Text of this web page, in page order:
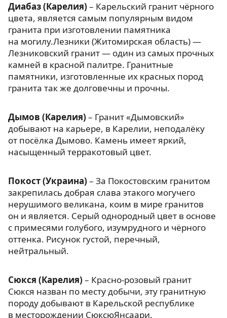
Диабаз (Карелия) – Карельский гранит чёрного
цвета, является самым популярным видом
гранита при изготовлении памятника
на могилу.Лезники (Житомирская область) —
Лезниковский гранит — один из самых прочных
камней в красной палитре. Гранитные
памятники, изготовленные их красных пород
гранита так же долговечны и прочны.
Дымов (Карелия) – Гранит «Дымовский»
добывают на карьере, в Карелии, неподалёку
от посёлка Дымово. Камень имеет яркий,
насыщенный терракотовый цвет.
Покост (Украина) – За Покостовским гранитом
закрепилась добрая слава этакого могучего
нерушимого великана, коим в мире гранитов
он и является. Серый однородный цвет в основе
с примесями голубого, изумрудного и чёрного
оттенка. Рисунок густой, перечный,
нейтральный.
Сюкся (Карелия) – Красно-розовый гранит
Сюкся назван по месту добычи, эту гранитную
породу добывают в Карельской республике
в месторождении СюксюЯнсаари.